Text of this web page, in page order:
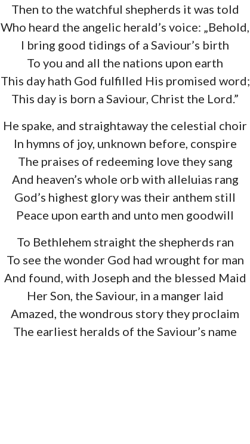
Then to the watchful shepherds it was told
Who heard the angelic herald’s voice: „Behold,
I bring good tidings of a Saviour’s birth
To you and all the nations upon earth
This day hath God fulfilled His promised word;
This day is born a Saviour, Christ the Lord.”
He spake, and straightaway the celestial choir
In hymns of joy, unknown before, conspire
The praises of redeeming love they sang
And heaven’s whole orb with alleluias rang
God’s highest glory was their anthem still
Peace upon earth and unto men goodwill
To Bethlehem straight the shepherds ran
To see the wonder God had wrought for man
And found, with Joseph and the blessed Maid
Her Son, the Saviour, in a manger laid
Amazed, the wondrous story they proclaim
The earliest heralds of the Saviour’s name